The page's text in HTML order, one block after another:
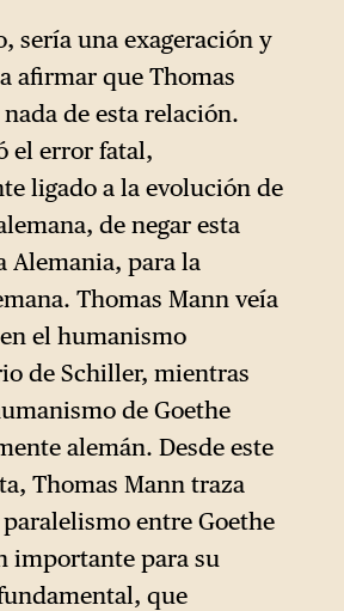
sería una exageración y
afirmar que Thomas
de esta relación.
el error fatal,
ligado a la evolución de
de negar esta
Alemania, para la
Thomas Mann veía
el humanismo
de Schiller, mientras
de Goethe
alemán. Desde este
Thomas Mann traza
entre Goethe
importante para su
que